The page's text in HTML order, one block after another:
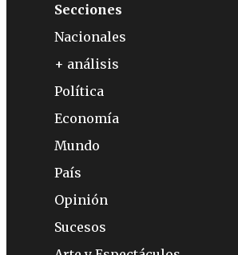
Secciones
Nacionales
+ análisis
Política
Economía
Mundo
País
Opinión
Sucesos